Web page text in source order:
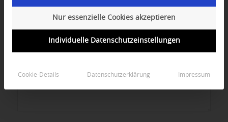
Nur essenzielle Cookies akzeptieren
Individuelle Datenschutzeinstellungen
Cookie-Details Datenschutzerklärung Impressum